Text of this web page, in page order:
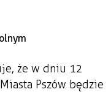
że w dniu 12
Pszów będzie